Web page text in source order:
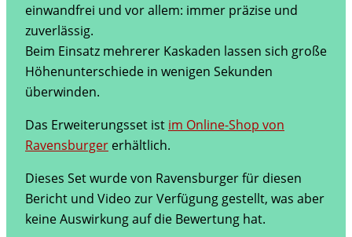
einwandfrei und vor allem: immer präzise und
zuverlässig.
Beim Einsatz mehrerer Kaskaden lassen sich große
Höhenunterschiede in wenigen Sekunden
überwinden.
Das Erweiterungsset ist im Online-Shop von
Ravensburger erhältlich.
Dieses Set wurde von Ravensburger für diesen
Bericht und Video zur Verfügung gestellt, was aber
keine Auswirkung auf die Bewertung hat.